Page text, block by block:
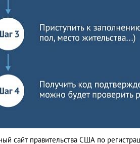
сайт правительства США по